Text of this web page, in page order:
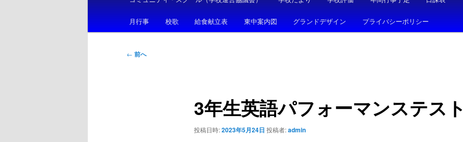
ュ
月行事 校歌 給食献立表 東中案内図 グランドデザイン プライバシーポリシー
投
← 前へ
3年生英語パフォーマンステスト
投稿日時:2023年5月24日 投稿者:admin